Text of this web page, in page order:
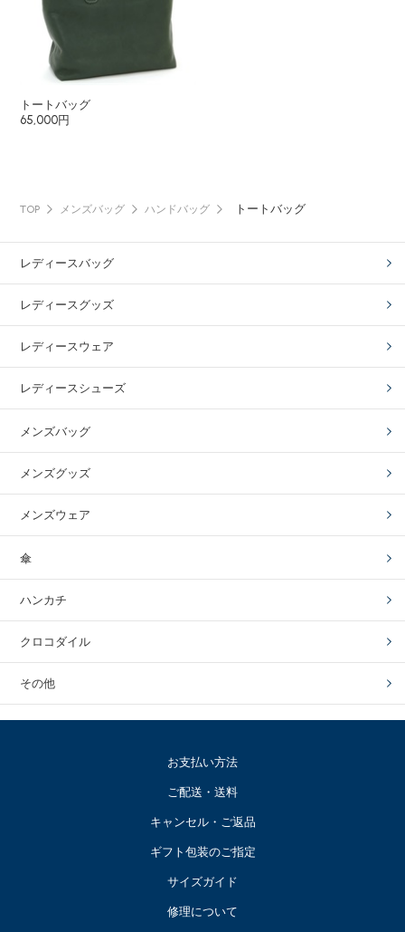
トートバッグ
65,000円
TOP メンズバッグ ハンドバッグ トートバッグ
レディースバッグ
レディースグッズ
レディースウェア
レディースシューズ
メンズバッグ
メンズグッズ
メンズウェア
傘
ハンカチ
クロコダイル
その他
お支払い方法
ご配送・送料
キャンセル・ご返品
ギフト包装のご指定
サイズガイド
修理について